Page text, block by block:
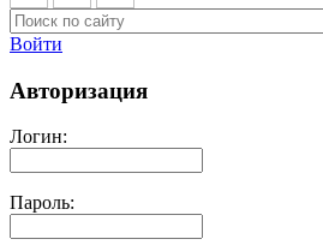
Войти
Авторизация
Логин:
Пароль: